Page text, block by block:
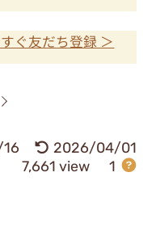
ぐ友だち登録 ＞
2026/04/01
7,661 view
1